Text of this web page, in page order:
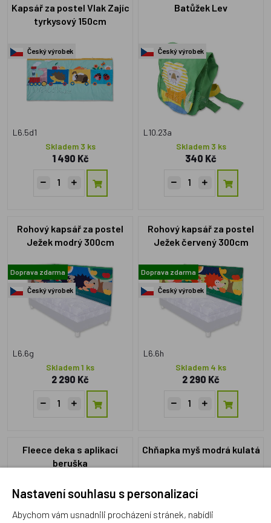
Kapsář za postel Vlak Zajíc
tyrkysový 150cm
Český výrobek
L6.5d1
Skladem 3 ks
1 490 Kč
Batůžek Lev
Český výrobek
L10.23a
Skladem 3 ks
340 Kč
Rohový kapsář za postel
Ježek modrý 300cm
Doprava zdarma
Český výrobek
L6.6g
Skladem 1 ks
2 290 Kč
Rohový kapsář za postel
Ježek červený 300cm
Doprava zdarma
Český výrobek
L6.6h
Skladem 4 ks
2 290 Kč
Fleece deka s aplikací
beruška
Akce
Český výrobek
Chňapka myš modrá kulatá
Český výrobek
Nastavení souhlasu s personalizací
Abychom vám usnadnili procházení stránek, nabídli